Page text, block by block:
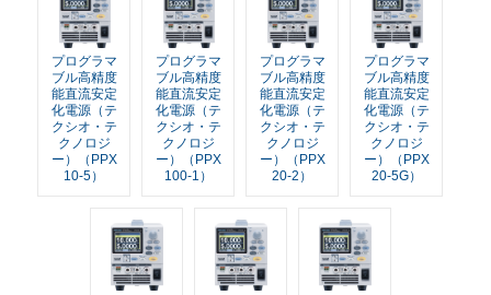
プログラマ
ブル高精度
能直流安定
化電源（テ
クシオ・テ
クノロジ
ー）（PPX
10-5）
プログラマ
ブル高精度
能直流安定
化電源（テ
クシオ・テ
クノロジ
ー）（PPX
100-1）
プログラマ
ブル高精度
能直流安定
化電源（テ
クシオ・テ
クノロジ
ー）（PPX
20-2）
プログラマ
ブル高精度
能直流安定
化電源（テ
クシオ・テ
クノロジ
ー）（PPX
20-5G）